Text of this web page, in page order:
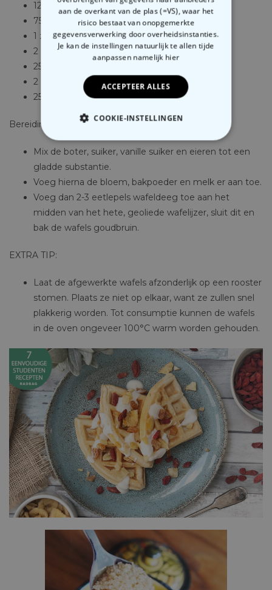
125 zachte boter
75 g suiker
1 zakje vanillesuiker
2 eieren
250 g bloem
2 theelepels bakpoeder
250 ml melk
Bereiding:
Mix de boter, suiker, vanille suiker en eieren tot een
gladde substantie.
Voeg hierna de bloem, bakpoeder en melk er aan toe.
Voeg dan 2-3 eetlepels wafeldeeg toe aan het
midden van het hete, geoliede wafelijzer, sluit dit en
bak de wafels goudbruin.
EXTRA TIP:
Laat de afgewerkte wafels afzonderlijk op een rooster
stomen. Plaats ze niet op elkaar, want ze zullen snel
plakkerig worden. Tot consumptie kunnen de wafels
in de oven ongeveer 100°C warm worden gehouden.
aan de overkant van de plas (=VS), waar het
risico bestaat van onopgemerkte
gegevensverwerking door overheidsinstanties.
Je kan de instellingen natuurlijk te allen tijde
aanpassen namelijk hier
ACCEPTEER ALLES
COOKIE-INSTELLINGEN
NOODZAKELIJK
MARKETING OVERIGE